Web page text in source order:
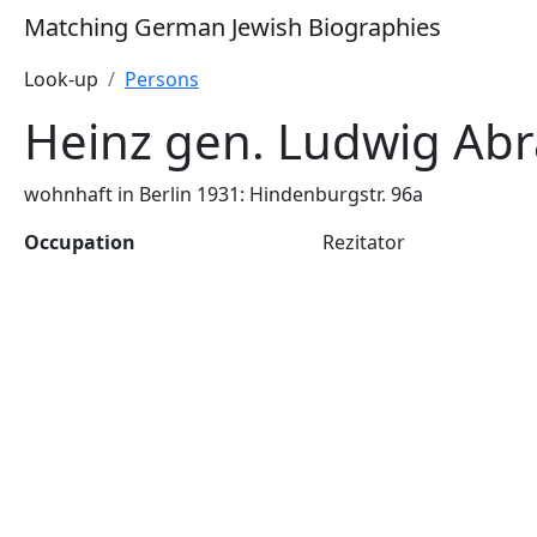
Matching German Jewish Biographies
Look-up
Persons
Heinz gen. Ludwig
wohnhaft in Berlin 1931: Hindenburgstr. 96a
Occupation
Rezitator